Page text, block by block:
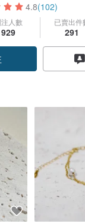
4.8(102)
人數
929
已賣出件
291